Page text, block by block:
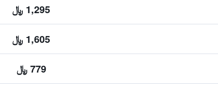
1,295 ﷼
1,605 ﷼
779 ﷼